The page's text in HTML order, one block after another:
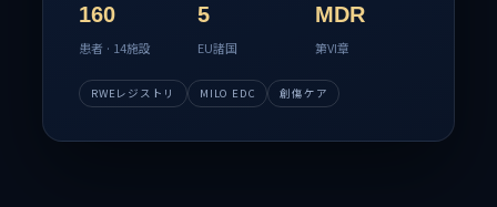
160
患者 · 14施設
5
EU諸国
MDR
第VI章
RWEレジストリ MILO EDC 創傷ケア